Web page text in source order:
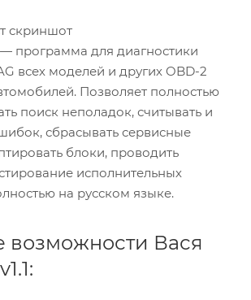
— программа для диагностики
всех моделей и других OBD-2
Позволяет полностью
поиск неполадок, считывать и
сбрасывать сервисные
блоки, проводить
исполнительных
на русском языке.
возможности Вася